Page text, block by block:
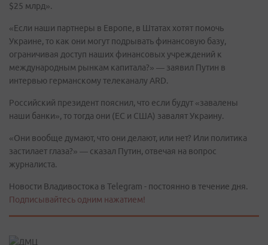
$25 млрд».
«Если наши партнеры в Европе, в Штатах хотят помочь
Украине, то как они могут подрывать финансовую базу,
ограничивая доступ наших финансовых учреждений к
международным рынкам капитала?» — заявил Путин в
интервью германскому телеканалу ARD.
Российский президент пояснил, что если будут «завалены
наши банки», то тогда они (ЕС и США) завалят Украину.
«Они вообще думают, что они делают, или нет? Или политика
застилает глаза?» — сказал Путин, отвечая на вопрос
журналиста.
Новости Владивостока в Telegram - постоянно в течение дня.
Подписывайтесь одним нажатием!